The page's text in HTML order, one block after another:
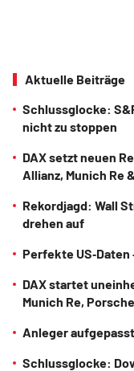
Aktuelle Beiträge
Schlussglocke:
nicht zu stoppen
DAX setzt neuen
Allianz, Munich Re
Rekordjagd: Wall
drehen auf
Perfekte
DAX startet
Munich Re,
Anleger
Schlussglocke: